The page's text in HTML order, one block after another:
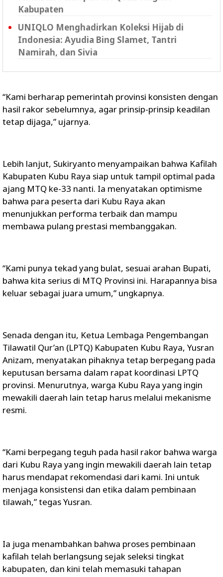
Kabupaten
UNIQLO Menghadirkan Koleksi Hijab di
Indonesia: Ayudia Bing Slamet, Tantri
Namirah, dan Sivia
“Kami berharap pemerintah provinsi konsisten dengan
hasil rakor sebelumnya, agar prinsip-prinsip keadilan
tetap dijaga,” ujarnya.
Lebih lanjut, Sukiryanto menyampaikan bahwa Kafilah
Kabupaten Kubu Raya siap untuk tampil optimal pada
ajang MTQ ke-33 nanti. Ia menyatakan optimisme
bahwa para peserta dari Kubu Raya akan
menunjukkan performa terbaik dan mampu
membawa pulang prestasi membanggakan.
“Kami punya tekad yang bulat, sesuai arahan Bupati,
bahwa kita serius di MTQ Provinsi ini. Harapannya bisa
keluar sebagai juara umum,” ungkapnya.
Senada dengan itu, Ketua Lembaga Pengembangan
Tilawatil Qur’an (LPTQ) Kabupaten Kubu Raya, Yusran
Anizam, menyatakan pihaknya tetap berpegang pada
keputusan bersama dalam rapat koordinasi LPTQ
provinsi. Menurutnya, warga Kubu Raya yang ingin
mewakili daerah lain tetap harus melalui mekanisme
resmi.
“Kami berpegang teguh pada hasil rakor bahwa warga
dari Kubu Raya yang ingin mewakili daerah lain tetap
harus mendapat rekomendasi dari kami. Ini untuk
menjaga konsistensi dan etika dalam pembinaan
tilawah,” tegas Yusran.
Ia juga menambahkan bahwa proses pembinaan
kafilah telah berlangsung sejak seleksi tingkat
kabupaten, dan kini telah memasuki tahapan